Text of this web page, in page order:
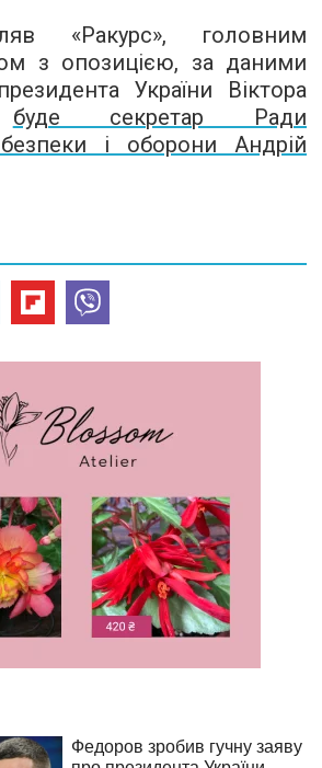
«Ракурс», головним
з опозицією, за даними
України Віктора
буде секретар Ради
безпеки і оборони Андрій